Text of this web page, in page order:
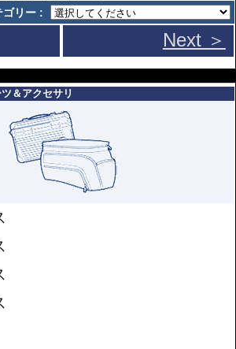
ゴリー :
Next ＞
＆アクセサリ